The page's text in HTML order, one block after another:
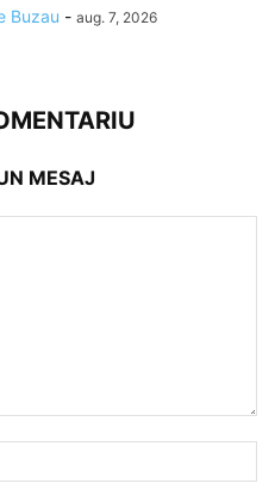
Buzau - aug. 7, 2026
MESAJ